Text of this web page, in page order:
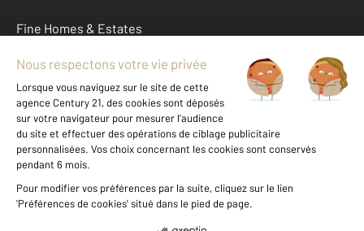
Fine Homes & Estates
À propos
International
Nous contacter